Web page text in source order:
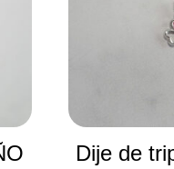
Dije de